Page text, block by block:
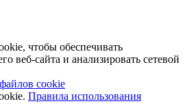
чтобы обеспечивать
веб-сайта и анализировать сетевой
cookie
Правила использования